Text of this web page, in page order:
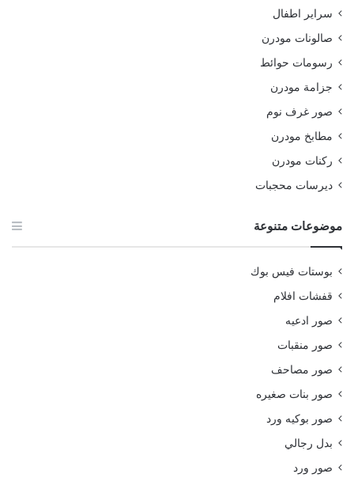
سراير اطفال
صالونات مودرن
رسومات حوائط
جزامة مودرن
صور غرف نوم
مطابخ مودرن
ركنات مودرن
ديرسات محجبات
موضوعات متنوعة
بوستات فيس بوك
قفشات افلام
صور ادعيه
صور منقبات
صور مصاحف
صور بنات صغيره
صور بوكيه ورد
بدل رجالي
صور ورد